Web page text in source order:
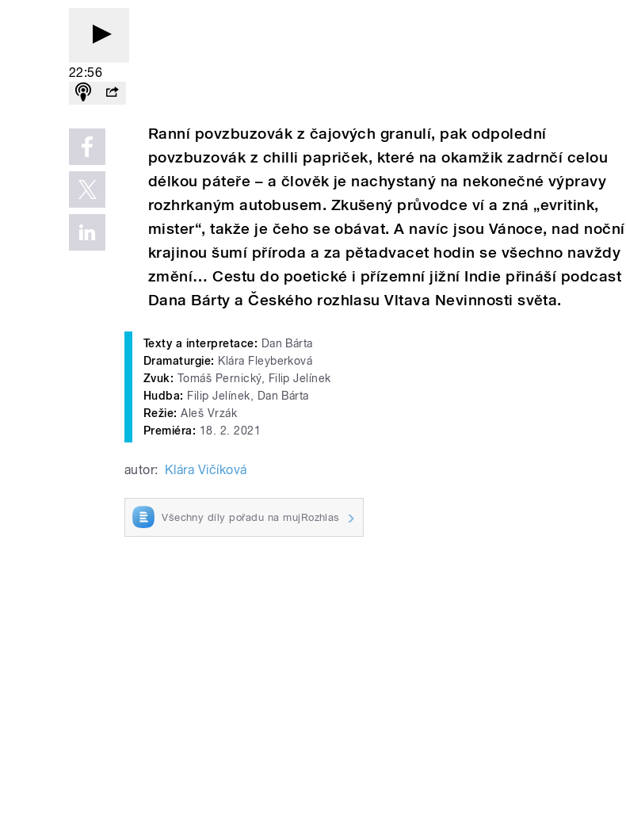
22:56
Ranní povzbuzovák z čajových granulí, pak odpolední
povzbuzovák z chilli papriček, které na okamžik zadrnčí celou
délkou páteře – a člověk je nachystaný na nekonečné výpravy
rozhrkaným autobusem. Zkušený průvodce ví a zná „evritink,
mister“, takže je čeho se obávat. A navíc jsou Vánoce, nad noční
krajinou šumí příroda a za pětadvacet hodin se všechno navždy
změní… Cestu do poetické i přízemní jižní Indie přináší podcast
Dana Bárty a Českého rozhlasu Vltava Nevinnosti světa.
Texty a interpretace: Dan Bárta
Dramaturgie: Klára Fleyberková
Zvuk: Tomáš Pernický, Filip Jelínek
Hudba: Filip Jelínek, Dan Bárta
Režie: Aleš Vrzák
Premiéra: 18. 2. 2021
autor: Klára Vičíková
Všechny díly pořadu na mujRozhlas